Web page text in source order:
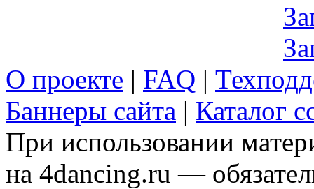
О проекте | FAQ |
Баннеры сайта | Каталог
При использовании
на 4dancing.ru —